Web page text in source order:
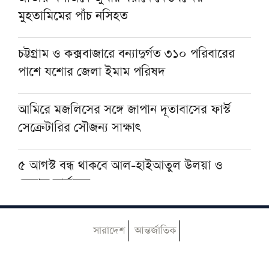
মাদরাসায় প্রধানমন্ত্রী
চট্টগ্রামের জামেয়া দারুল মাআরিফের দুই ছাত্র
নিখোঁজ, সন্ধানে সহায়তার আবেদন
মুহতামিমের পাঁচ নসিহত
চট্টগ্রাম ও কক্সবাজারে বন্যাদুর্গত ৩১০ পরিবারের
পাশে যশোর জেলা ইমাম পরিষদ
আমিরে মজলিসের সঙ্গে জাপান দূতাবাসের ফার্স্ট
সেক্রেটারির সৌজন্য সাক্ষাৎ
৫ আগস্ট বন্ধ থাকবে আল-হাইআতুল উলয়া ও
বেফাক কার্যালয়
হেজবুত তাওহীদ কেন ভ্রান্ত, কী তাদের আকিদা
সারাদেশ আন্তর্জাতিক